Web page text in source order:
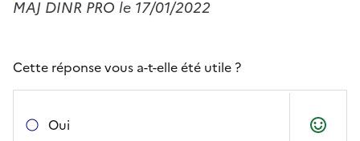
MAJ DINR PRO le 17/01/2022
Cette réponse vous a-t-elle été utile ?
Oui